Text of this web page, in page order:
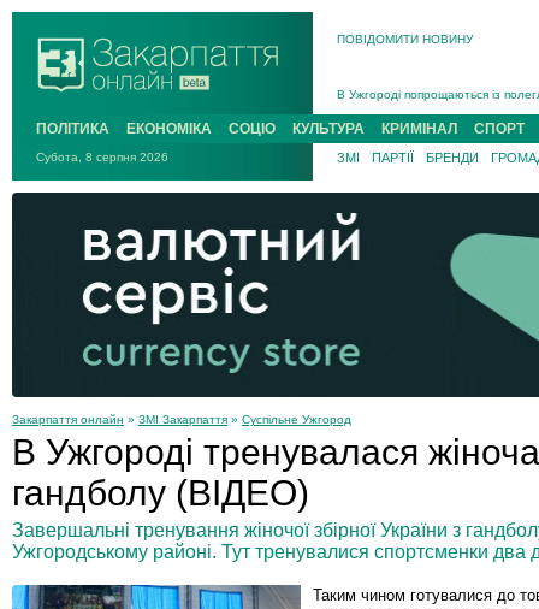
ПОВІДОМИТИ НОВИНУ
В Ужгороді попрощаються із
В Ужгороді 5 серпня
Підтвердили загибель
На війні з рф поліг військовий з
На Хустщині внаслідок ДТП за
Інструктора районного ТЦК на
ПОЛІТИКА ЕКОНОМІКА СОЦІО КУЛЬТУРА КРИМІНАЛ СПОРТ
Субота, 8 серпня 2026 ЗМІ ПАРТІЇ БРЕНДИ
Закарпаття онлайн » ЗМІ Закарпаття » Суспільне Ужгород
В Ужгороді тренувалася
гандболу (ВІДЕО)
Завершальні тренування жіночої збірної України з
Ужгородському районі. Тут тренувалися спортсменки
Таким чином готувалися до